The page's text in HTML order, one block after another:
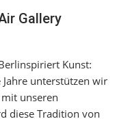
Gallery
Kunst:
unterstützen wir
unseren
diese Tradition von